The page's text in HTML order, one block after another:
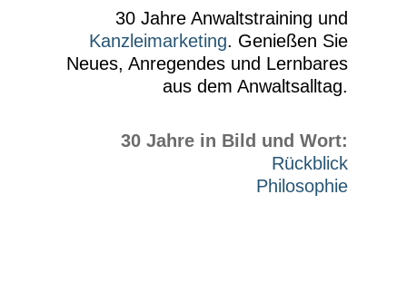
30 Jahre Anwaltstraining und
Kanzleimarketing. Genießen Sie
Neues, Anregendes und Lernbares
aus dem Anwaltsalltag.
30 Jahre in Bild und Wort:
Rückblick
Philosophie